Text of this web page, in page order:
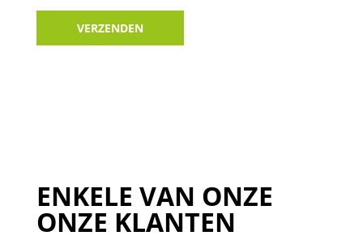
VERZENDEN
ENKELE VAN ONZE
ONZE KLANTEN